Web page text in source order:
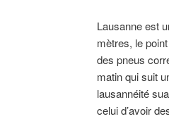
Lausanne est
mètres, le
des pneus
matin qui suit
lausannéité
celui d’avoir